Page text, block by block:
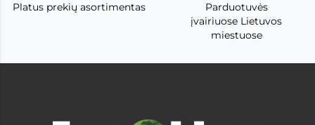
Platus prekių asortimentas
Parduotuvės
įvairiuose Lietuvos
miestuose